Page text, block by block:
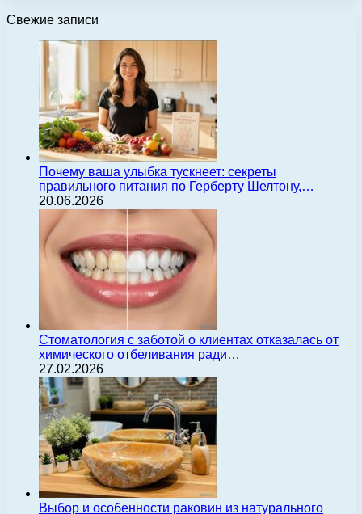
Свежие записи
Почему ваша улыбка тускнеет: секреты
правильного питания по Герберту Шелтону,…
20.06.2026
Стоматология с заботой о клиентах отказалась от
химического отбеливания ради…
27.02.2026
Выбор и особенности раковин из натурального